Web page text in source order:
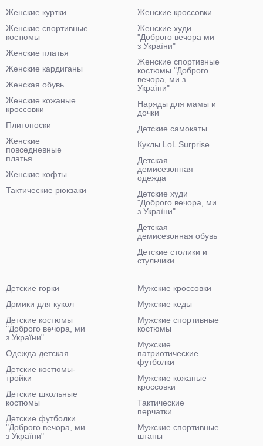
Женские куртки
Женские спортивные
костюмы
Женские платья
Женские кардиганы
Женская обувь
Женские кожаные
кроссовки
Плитоноски
Женские
повседневные
платья
Женские кофты
Тактические рюкзаки
Женские кроссовки
Женские худи
"Доброго вечора ми
з України"
Женские спортивные
костюмы "Доброго
вечора, ми з
України"
Наряды для мамы и
дочки
Детские самокаты
Куклы LoL Surprise
Детская
демисезонная
одежда
Детские худи
"Доброго вечора, ми
з України"
Детская
демисезонная обувь
Детские столики и
стульчики
Детские горки
Домики для кукол
Детские костюмы
"Доброго вечора, ми
з України"
Одежда детская
Детские костюмы-
тройки
Детские школьные
костюмы
Детские футболки
"Доброго вечора, ми
з України"
Мужские кроссовки
Мужские кеды
Мужские спортивные
костюмы
Мужские
патриотические
футболки
Мужские кожаные
кроссовки
Тактические
перчатки
Мужские спортивные
штаны